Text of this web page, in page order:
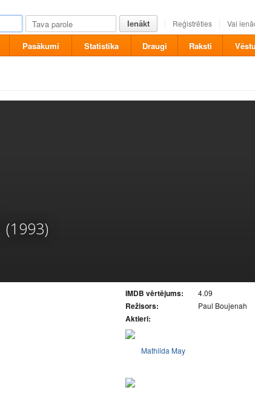
Ienākt Reģistrēties Vai
Pasākumi Statistika Draugi Raksti
(1993)
IMDB vērtējums: 4.09
Režisors: Paul Boujenah
Aktieri:
Mathilda May